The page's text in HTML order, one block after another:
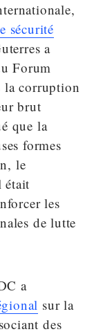
sécurité
a
Forum
la corruption
brut
que la
formes
le
était
les
de lutte
a
sur la
des